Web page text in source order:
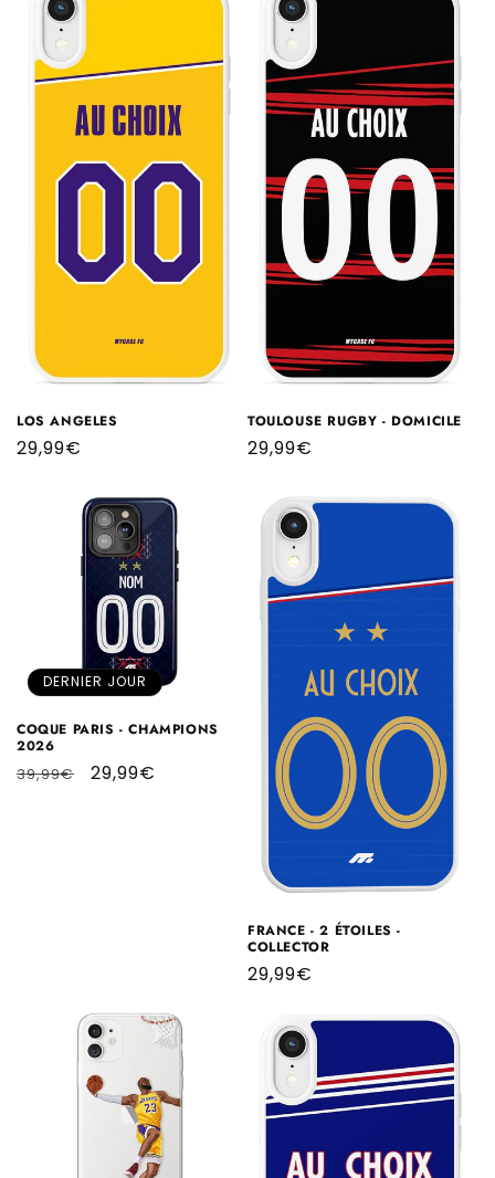
LOS ANGELES
Prix
29,99€
TOULOUSE RUGBY - DOMICILE
Prix
29,99€
DERNIER JOUR
COQUE PARIS - CHAMPIONS
2026
Prix
39,99€
Prix
29,99€
FRANCE - 2 ÉTOILES -
COLLECTOR
Prix
29,99€